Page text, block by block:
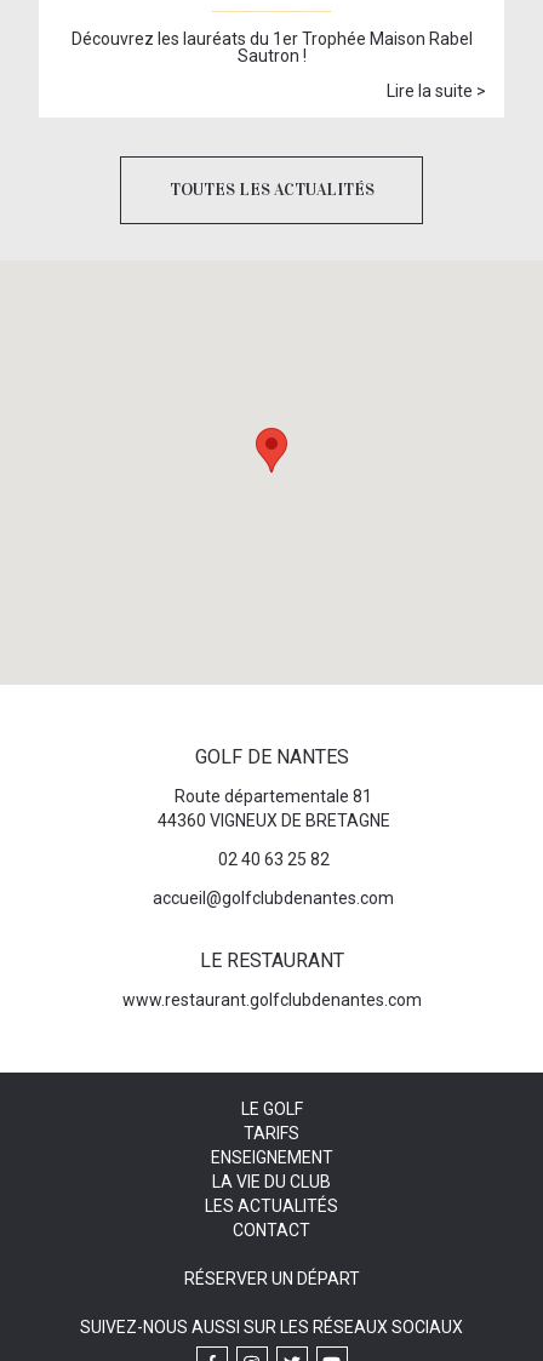
Découvrez les lauréats du 1er Trophée Maison Rabel
Sautron !
Lire la suite >
TOUTES LES ACTUALITÉS
GOLF DE NANTES
Route départementale 81
44360 VIGNEUX DE BRETAGNE
02 40 63 25 82
accueil@golfclubdenantes.com
LE RESTAURANT
www.restaurant.golfclubdenantes.com
LE GOLF
TARIFS
ENSEIGNEMENT
LA VIE DU CLUB
LES ACTUALITÉS
CONTACT
RÉSERVER UN DÉPART
SUIVEZ-NOUS AUSSI SUR LES RÉSEAUX SOCIAUX